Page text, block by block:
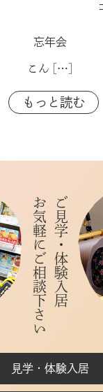
忘年会
こん […]
もっと読む
お気軽にご相談下さいご見学・体験入居
見学・体験入居